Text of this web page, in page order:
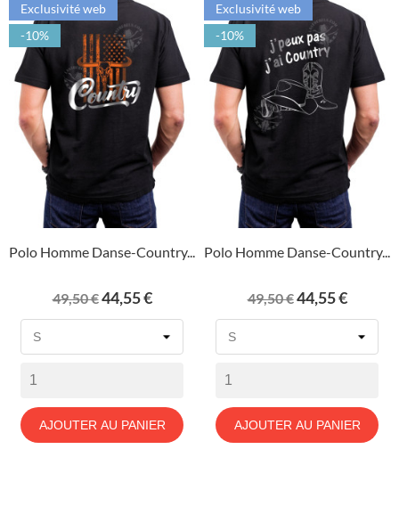
Polo Homme Danse-Country...
Prix
de
49,50 €Prix
44,55 €
AJOUTER AU PANIER
Exclusivité web
-10%
Polo Homme Danse-Country...
Prix
de
49,50 €Prix
44,55 €
AJOUTER AU PANIER
Exclusivité web
-10%